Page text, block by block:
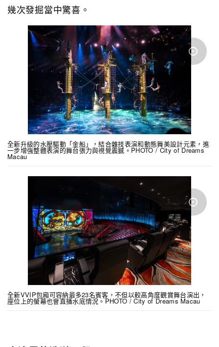
幾次發掘當中驚喜。
全新升級的水壓驅動「金船」，結合雜技表演和動態舞美設計元素，進
一步增強整體表演的舞台張力與視覺震撼。PHOTO / City of Dreams
Macau
全新VVIP包廂可容納最多23名賓客，不但以較高角度觀賞舞台演出，
座位上的螢幕也會直播水底情況。PHOTO / City of Dreams Macau